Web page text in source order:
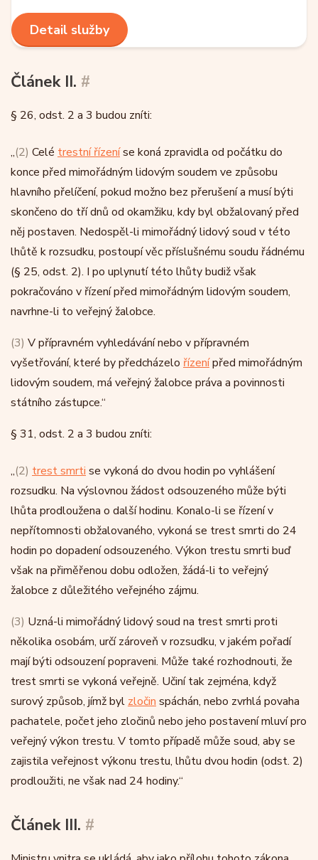
Detail služby
Článek II. #
§ 26, odst. 2 a 3 budou zníti:
„(2) Celé trestní řízeníse koná zpravidla od počátku do
konce před mimořádným lidovým soudem ve způsobu
hlavního přelíčení, pokud možno bez přerušení a musí býti
skončeno do tří dnů od okamžiku, kdy byl obžalovaný před
něj postaven. Nedospěl-li mimořádný lidový soud v této
lhůtě k rozsudku, postoupí věc příslušnému soudu řádnému
(§ 25, odst. 2). I po uplynutí této lhůty budiž však
pokračováno v řízení před mimořádným lidovým soudem,
navrhne-li to veřejný žalobce.
(3) V přípravném vyhledávání nebo v přípravném
vyšetřování, které by předcházelo řízenípřed mimořádným
lidovým soudem, má veřejný žalobce práva a povinnosti
státního zástupce.“
§ 31, odst. 2 a 3 budou zníti:
„(2) trest smrti se vykoná do dvou hodin po vyhlášení
rozsudku. Na výslovnou žádost odsouzeného může býti
lhůta prodloužena o další hodinu. Konalo-li se řízení v
nepřítomnosti obžalovaného, vykoná se trest smrti do 24
hodin po dopadení odsouzeného. Výkon trestu smrti buď
však na přiměřenou dobu odložen, žádá-li to veřejný
žalobce z důležitého veřejného zájmu.
(3) Uzná-li mimořádný lidový soud na trest smrti proti
několika osobám, určí zároveň v rozsudku, v jakém pořadí
mají býti odsouzení popraveni. Může také rozhodnouti, že
trest smrti se vykoná veřejně. Učiní tak zejména, když
surový způsob, jímž byl zločin spáchán, nebo zvrhlá povaha
pachatele, počet jeho zločinů nebo jeho postavení mluví pro
veřejný výkon trestu. V tomto případě může soud, aby se
zajistila veřejnost výkonu trestu, lhůtu dvou hodin (odst. 2)
prodloužiti, ne však nad 24 hodiny.“
Článek III. #